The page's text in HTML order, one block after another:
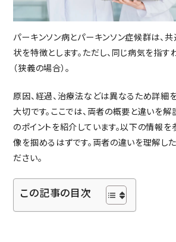
スーパー・コ
安心の医療体制
おいしい食事・水
イベント・アクテ
ABOUT
スーパー・コ
パーキンソン病とパーキンソン症候群は、
状を特徴とします。ただし、同じ病気を指す
（狭義の場合）。
原因、経過、治療法などは異なるため詳細
大切です。ここでは、両者の概要と違いを解
のポイントを紹介しています。以下の情報
像を掴めるはずです。両者の違いを理解し
ださい。
この記事の目次